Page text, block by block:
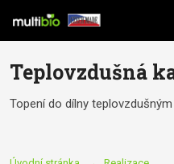
Teplovzdušná
Topení do dílny